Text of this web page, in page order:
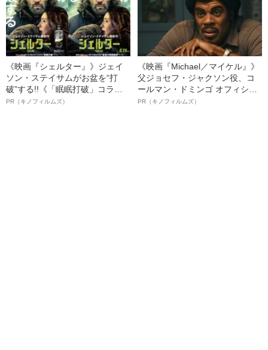
《映画『シェルター』》ジェイ
ソン・ステイサムがお盆を“打
破”する!!《「眠眠打破」コラ
ボ》
PR（キノフィルムズ）
《映画『Michael／マイケル』》
父ジョセフ・ジャクソン役、コ
ールマン・ドミンゴ オフィシャ
ルインタビュー“観客を魅了した
PR（キノフィルムズ）